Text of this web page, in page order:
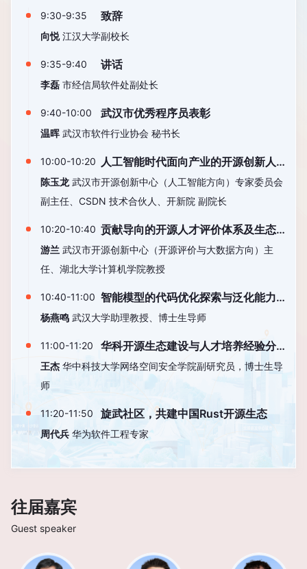
9:30-9:35 致辞
向悦江汉大学副校长
9:35-9:40 讲话
李磊 市经信局软件处副处长
9:40-10:00 武汉市优秀程序员表彰
温晖武汉市软件行业协会 秘书长
10:00-10:20 人工智能时代面向产业的开源创新人
才培养路径
陈玉龙 武汉市开源创新中心（人工智能方向）专家委员会
副主任、CSDN 技术合伙人、开新院 副院长
10:20-10:40 贡献导向的开源人才评价体系及生态
画像
游兰 武汉市开源创新中心（开源评价与大数据方向）主
任、湖北大学计算机学院教授
10:40-11:00 智能模型的代码优化探索与泛化能力
提升
杨燕鸣 武汉大学助理教授、博士生导师
11:00-11:20
华科开源生态建设与人才培养经验分
享
王杰 华中科技大学网络空间安全学院副研究员，博士生导
师
11:20-11:50 旋武社区，共建中国Rust开源生态
周代兵 华为软件工程专家
往届嘉宾
Guest speaker